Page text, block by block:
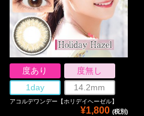
度あり
度無し
1day
14.2mm
アコルデワンデー【ホリデイヘーゼル】
¥1,800 (税別)